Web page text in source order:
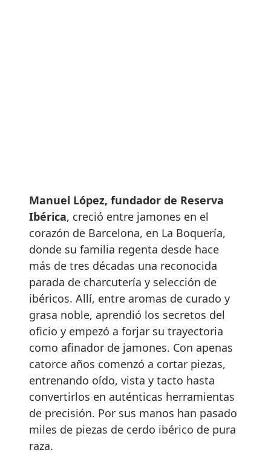
Manuel López, fundador de Reserva
Ibérica, creció entre jamones en el
corazón de Barcelona, en La Boquería,
donde su familia regenta desde hace
más de tres décadas una reconocida
parada de charcutería y selección de
ibéricos. Allí, entre aromas de curado y
grasa noble, aprendió los secretos del
oficio y empezó a forjar su trayectoria
como afinador de jamones. Con apenas
catorce años comenzó a cortar piezas,
entrenando oído, vista y tacto hasta
convertirlos en auténticas herramientas
de precisión. Por sus manos han pasado
miles de piezas de cerdo ibérico de pura
raza.